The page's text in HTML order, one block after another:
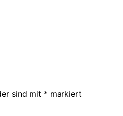
sind mit * markiert